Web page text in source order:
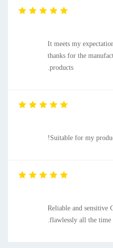
It meets my
thanks for the
products.
Suitable for my
Reliable and
flawlessly all the